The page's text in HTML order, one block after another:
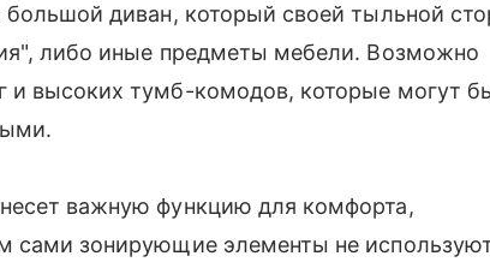
диван, который своей тыльной
либо иные предметы мебели. Возможно
и высоких тумб-комодов, которые могут
важную функцию для комфорта,
сами зонирующие элементы не